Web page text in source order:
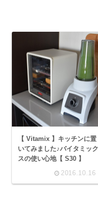
【 Vitamix 】キッチンに置
いてみました♪バイタミック
スの使い心地【 S30 】
2016.10.16